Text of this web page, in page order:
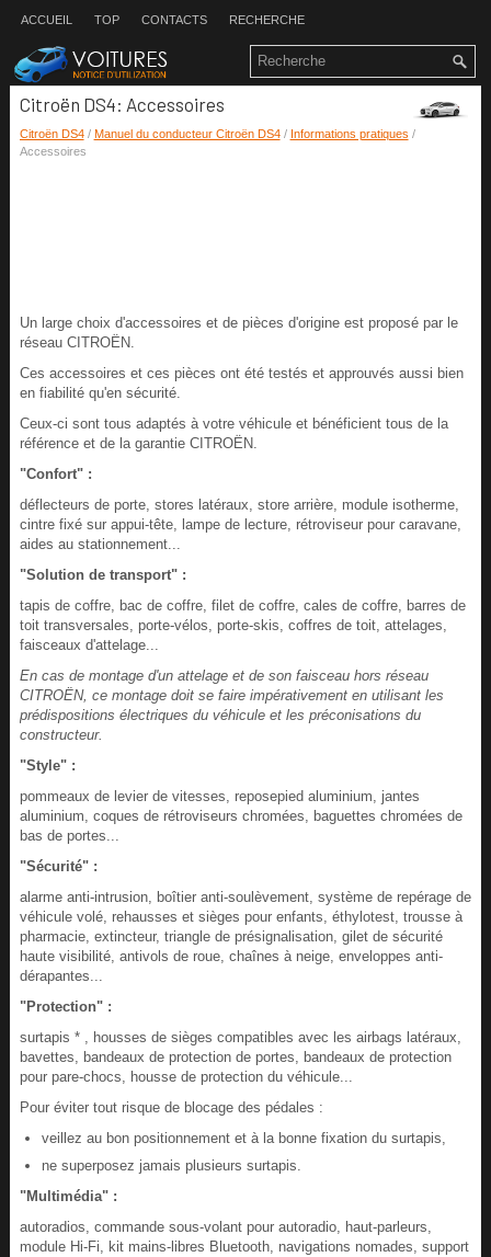
ACCUEIL TOP CONTACTS RECHERCHE
Citroën DS4: Accessoires
Citroën DS4/ Manuel du conducteur Citroën DS4/ Informations pratiques /
Accessoires
Un large choix d'accessoires et de pièces d'origine est proposé par le
réseau CITROËN.
Ces accessoires et ces pièces ont été testés et approuvés aussi bien
en fiabilité qu'en sécurité.
Ceux-ci sont tous adaptés à votre véhicule et bénéficient tous de la
référence et de la garantie CITROËN.
"Confort" :
déflecteurs de porte, stores latéraux, store arrière, module isotherme,
cintre fixé sur appui-tête, lampe de lecture, rétroviseur pour caravane,
aides au stationnement...
"Solution de transport" :
tapis de coffre, bac de coffre, filet de coffre, cales de coffre, barres de
toit transversales, porte-vélos, porte-skis, coffres de toit, attelages,
faisceaux d'attelage...
En cas de montage d'un attelage et de son faisceau hors réseau
CITROËN, ce montage doit se faire impérativement en utilisant les
prédispositions électriques du véhicule et les préconisations du
constructeur.
"Style" :
pommeaux de levier de vitesses, reposepied aluminium, jantes
aluminium, coques de rétroviseurs chromées, baguettes chromées de
bas de portes...
"Sécurité" :
alarme anti-intrusion, boîtier anti-soulèvement, système de repérage de
véhicule volé, rehausses et sièges pour enfants, éthylotest, trousse à
pharmacie, extincteur, triangle de présignalisation, gilet de sécurité
haute visibilité, antivols de roue, chaînes à neige, enveloppes anti-
dérapantes...
"Protection" :
surtapis * , housses de sièges compatibles avec les airbags latéraux,
bavettes, bandeaux de protection de portes, bandeaux de protection
pour pare-chocs, housse de protection du véhicule...
Pour éviter tout risque de blocage des pédales :
veillez au bon positionnement et à la bonne fixation du surtapis,
ne superposez jamais plusieurs surtapis.
"Multimédia" :
autoradios, commande sous-volant pour autoradio, haut-parleurs,
module Hi-Fi, kit mains-libres Bluetooth, navigations nomades, support